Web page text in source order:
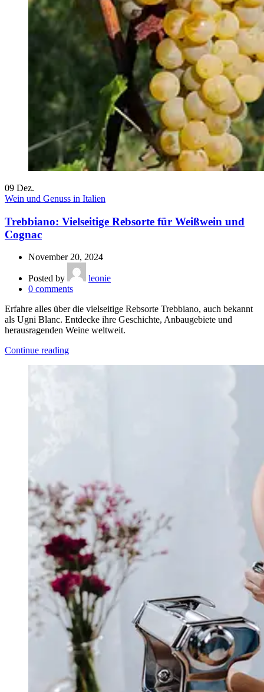
09 Dez.
Wein und Genuss in Italien
Trebbiano: Vielseitige Rebsorte für Weißwein und
Cognac
November 20, 2024
Posted by
leonie
0 comments
Erfahre alles über die vielseitige Rebsorte Trebbiano, auch bekannt
als Ugni Blanc. Entdecke ihre Geschichte, Anbaugebiete und
herausragenden Weine weltweit.
Continue reading